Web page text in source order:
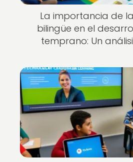
La importancia de
bilingüe en el
temprano: Un